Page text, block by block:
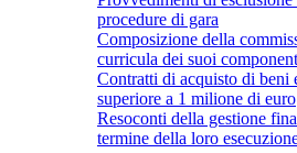
procedure di gara
Composizione della
curricula dei suoi
Contratti di acquisto di beni
superiore a 1 milione di euro
Resoconti della gestione
termine della loro